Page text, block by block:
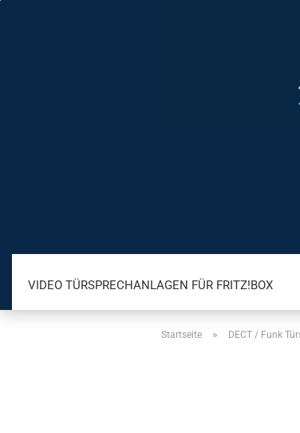
VIDEO TÜRSPRECHANLAGEN FÜR FRITZ!BOX
A/B TÜRSPRECHANLAGEN IP
Startseite » DECT / Funk